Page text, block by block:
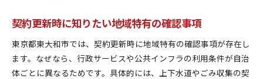
契約更新時に知りたい地域特有の確認事項
東京都東大和市では、契約更新時に地域特有の確認事項が存在し
ます。なぜなら、行政サービスや公共インフラの利用条件が自治
体ごとに異なるためです。具体的には、上下水道やごみ収集の契